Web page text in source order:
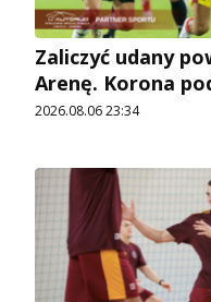
Zaliczyć udany
Arenę. Korona
2026.08.06 23:34